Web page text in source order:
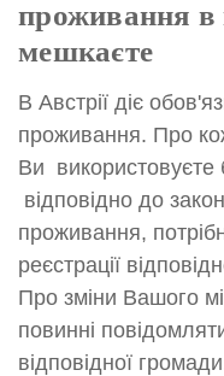
проживання в
мешкаєте
В Австрії діє
проживання. Про
Ви використовуєте
відповідно до
проживання,
реєстрації
Про зміни Вашого
повинні
відповідної